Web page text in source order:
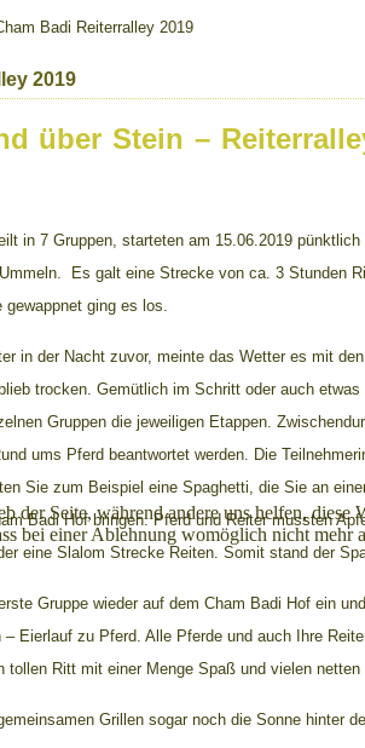
Badi Reiterralley 2019
2019
über Stein –
in 7 Gruppen, starteten am 15.06.2019 pünktlich
Es galt eine Strecke von ca. 3 Stunden
gewappnet ging es los.
in der Nacht zuvor, meinte das Wetter es mit
trocken. Gemütlich im Schritt oder auch etwas
Gruppen die jeweiligen Etappen.
ums Pferd beantwortet werden. Die
Sie zum Beispiel eine Spaghetti, die Sie an
Badi Hof bringen. Pferd und Reiter mussten
eine Slalom Strecke Reiten. Somit stand der
Gruppe wieder auf dem Cham Badi Hof ein
Eierlauf zu Pferd. Alle Pferde und auch Ihre
tollen Ritt mit einer Menge Spaß und vielen netten
Grillen sogar noch die Sonne hinter
Seite, während andere uns helfen,
bei einer Ablehnung womöglich nicht